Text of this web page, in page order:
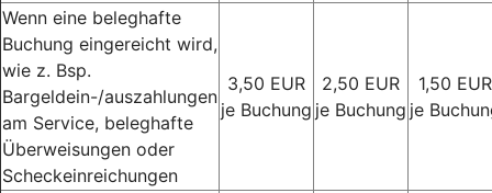
Wenn eine beleghafte
Buchung eingereicht wird,
wie z. Bsp.
Bargeldein-/auszahlungen
am Service, beleghafte
Überweisungen oder
Scheckeinreichungen
3,50 EUR
je Buchung
2,50 EUR
je Buchung
1,50 EUR
je